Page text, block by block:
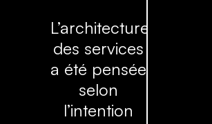
L’architecture
des services
a été pensée
selon
l’intention